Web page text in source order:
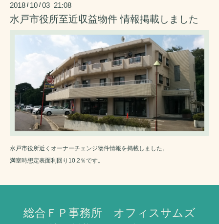
2018 / 10 /03 21:08
水戸市役所至近収益物件 情報掲載しました
水戸市役所近くオーナーチェンジ物件情報を掲載しました。
満室時想定表面利回り10.2％です。
総合ＦＰ事務所 オフィスサムズ